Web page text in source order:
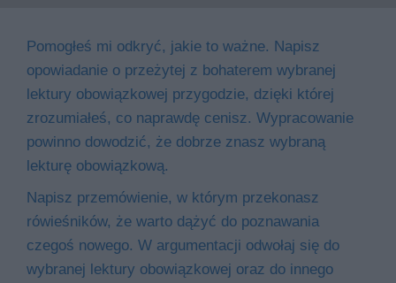
Pomogłeś mi odkryć, jakie to ważne. Napisz
opowiadanie o przeżytej z bohaterem wybranej
lektury obowiązkowej przygodzie, dzięki której
zrozumiałeś, co naprawdę cenisz. Wypracowanie
powinno dowodzić, że dobrze znasz wybraną
lekturę obowiązkową.
Napisz przemówienie, w którym przekonasz
rówieśników, że warto dążyć do poznawania
czegoś nowego. W argumentacji odwołaj się do
wybranej lektury obowiązkowej oraz do innego